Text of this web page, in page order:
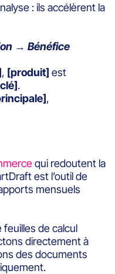
: ils accélèrent la
→ Bénéfice
, [produit] est
.
,
qui redoutent la
est l’outil de
mensuels
de calcul
directement à
des documents